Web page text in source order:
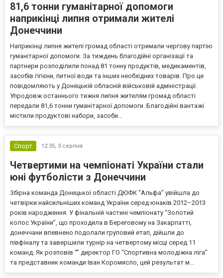
81,6 тонни гуманітарної допомоги
наприкінці липня отримали жителі
Донеччини
Наприкінці липня жителі громад області отримали чергову партію
гуманітарної допомоги. За тиждень благодійні організації та
партнери розподілили понад 81 тонну продуктів, медикаментів,
засобів гігієни, питної води та інших необхідних товарів. Про це
повідомляють у Донецькій обласній військовій адміністрації.
Упродовж останнього тижня липня жителям громад області
передали 81,6 тонни гуманітарної допомоги. Благодійні вантажі
містили продуктові набори, засоби...
Спорт 12:35, 3 серпня
Четвертими на чемпіонаті України стали
юні футболісти з Донеччини
Збірна команда Донецької області ДЮФК “Альфа” увійшла до
четвірки найсильніших команд України серед юнаків 2012–2013
років народження. У фінальній частині чемпіонату “Золотий
колос України”, що проходила в Береговому на Закарпатті,
донеччани впевнено подолали груповий етап, дійшли до
півфіналу та завершили турнір на четвертому місці серед 11
команд. Як розповів “” директор ГО “Спортивна молодіжна ліга”
та представник команди Іван Коромисло, цей результат м...